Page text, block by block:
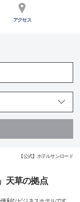
アクセス
【公式】ホテルサンロード
天草の拠点